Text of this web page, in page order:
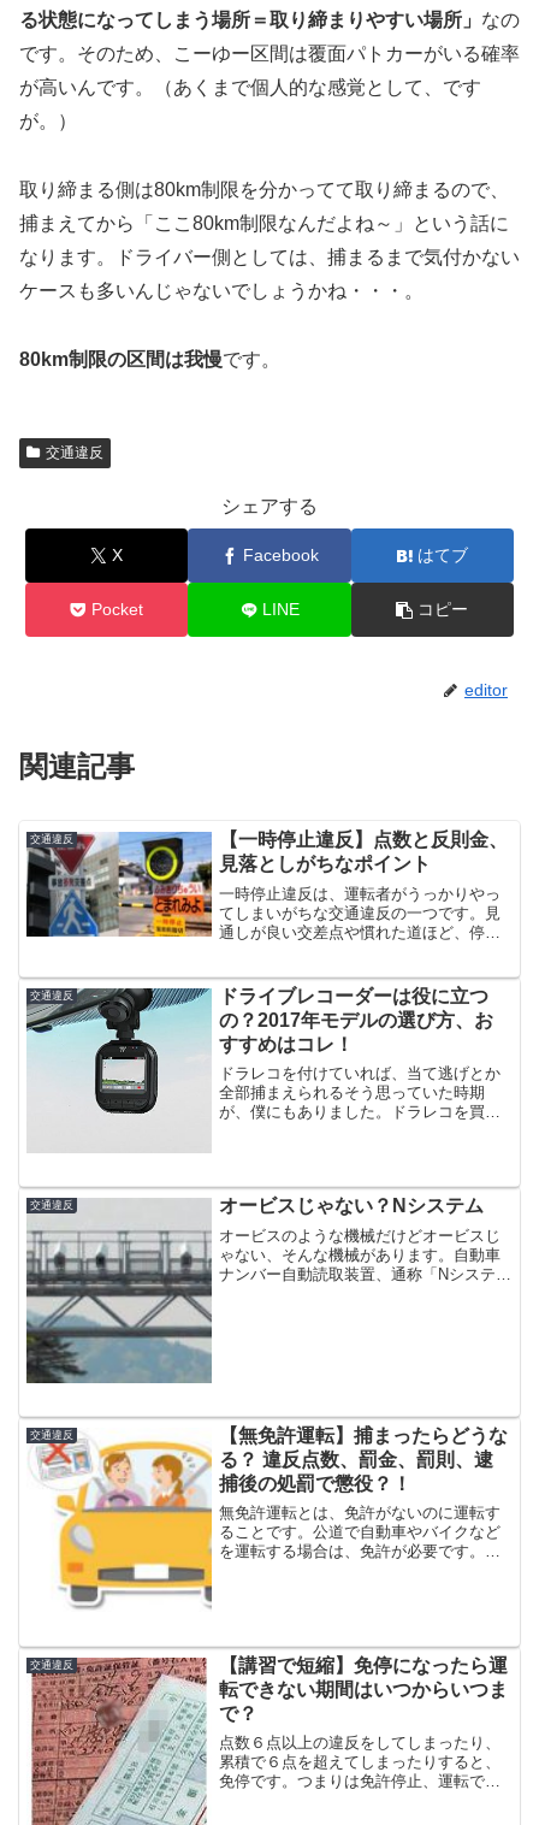
る状態になってしまう場所＝取り締まりやすい場所」 なの
です。そのため、こーゆー区間は覆面パトカーがいる確率
が高いんです。（あくまで個人的な感覚として、です
が。）
取り締まる側は80km制限を分かってて取り締まるので、
捕まえてから「ここ80km制限なんだよね～」という話に
なります。ドライバー側としては、捕まるまで気付かない
ケースも多いんじゃないでしょうかね・・・。
80km制限の区間は我慢です。
交通違反
シェアする
X Facebook はてブ
Pocket LINE コピー
editor
関連記事
交通違反
【一時停止違反】点数と反則金、
見落としがちなポイント
一時停止違反は、運転者がうっかりやっ
てしまいがちな交通違反の一つです。見
通しが良い交差点や慣れた道ほど、停止
につながることも。この記事では、一時
停止違反のよくあるトラブ...
交通違反
ドライブレコーダーは役に立つ
の？2017年モデルの選び方、お
すすめはコレ！
ドラレコを付けていれば、当て逃げとか
全部捕まえられるそう思っていた時期
が、僕にもありました。ドラレコを買う
ています。「何かあったとき...
交通違反 オービスじゃない？Nシステム
オービスのような機械だけどオービスじ
ゃない、そんな機械があります。自動車
ナンバー自動読取装置、通称「Nシステ
交通違反
【無免許運転】捕まったらどうな
る？ 違反点数、罰金、罰則、逮
捕後の処罰で懲役？！
無免許運転とは、免許がないのに運転す
ることです。公道で自動車やバイクなど
を運転する場合は、免許が必要です。免
交通違反
【講習で短縮】免停になったら運
転できない期間はいつからいつま
で？
点数６点以上の違反をしてしまったり、
累積で６点を超えてしまったりすると、
免停です。つまりは免許停止、運転でき